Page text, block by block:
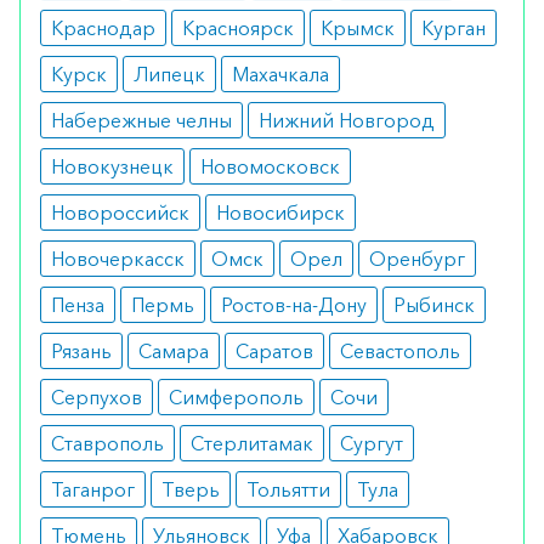
эндометрий для имплантации
оплодотворенного яйцеклетки. У мужчин
препарат способствует стимуляции
сперматогенеза, воздействуя на Сертолиевы
клетки в семенниках, которые начинают активно
вырабатывать ингибин и андрогены.
Показания
Препарат назначается для:
индукции овуляции у женщин с
ановуляцией или неэффективным ответом
на кломифенцитрат;
стимуляции множественных овуляций в
рамках программы экстракорпорального
оплодотворения (ЭКО);
лечения гипогонадотропного
гипогонадизма у мужчин.
Краснодар
Красноярск Крымск
Курган
Курск
Липецк
Махачкала
Набережные челны
Нижний Новгород
Новокузнецк
Новомосковск
Новороссийск
Новосибирск
Новочеркасск
Омск Орел
Оренбург
Пенза
Пермь Ростов-на-Дону
Рыбинск
Рязань
Самара Саратов
Севастополь
Серпухов
Симферополь
Сочи
Ставрополь
Стерлитамак
Сургут
Таганрог
Тверь Тольятти
Тула
Тюмень
Ульяновск Уфа
Хабаровск